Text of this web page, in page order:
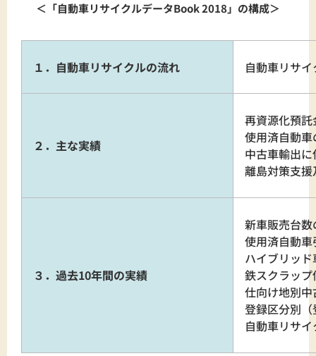
＜「自動車リサイクルデータBook 2018」の構成＞
１．自動車リサイクルの流れ 自動車リサ
２．主な実績
再資源化預
使用済自動
中古車輸出
離島対策支
３．過去10年間の実績
新車販売台数
使用済自動
ハイブリッ
鉄スクラッ
仕向け地別
登録区分別
自動車リ